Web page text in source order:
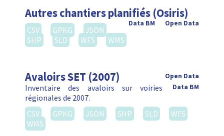
Autres chantiers planifiés (Osiris)
Open Data
Data BM
CSV GPKG
JSON
SHP
SLD WFS WMS
Avaloirs SET (2007)
Open Data
Data BM
Inventaire des avaloirs sur voiries
régionales de 2007.
CSV
GPKG JSON SHP SLD
WFS
WMS